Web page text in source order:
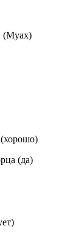
(Муах)
(хорошо)
(да)